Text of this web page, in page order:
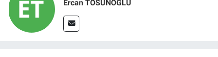
Ercan TOSUNOĞLU